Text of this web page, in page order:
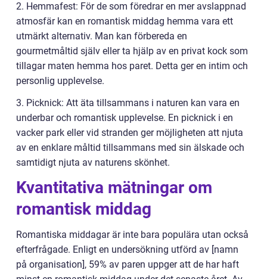
2. Hemmafest: För de som föredrar en mer avslappnad
atmosfär kan en romantisk middag hemma vara ett
utmärkt alternativ. Man kan förbereda en
gourmetmåltid själv eller ta hjälp av en privat kock som
tillagar maten hemma hos paret. Detta ger en intim och
personlig upplevelse.
3. Picknick: Att äta tillsammans i naturen kan vara en
underbar och romantisk upplevelse. En picknick i en
vacker park eller vid stranden ger möjligheten att njuta
av en enklare måltid tillsammans med sin älskade och
samtidigt njuta av naturens skönhet.
Kvantitativa mätningar om
romantisk middag
Romantiska middagar är inte bara populära utan också
efterfrågade. Enligt en undersökning utförd av [namn
på organisation], 59% av paren uppger att de har haft